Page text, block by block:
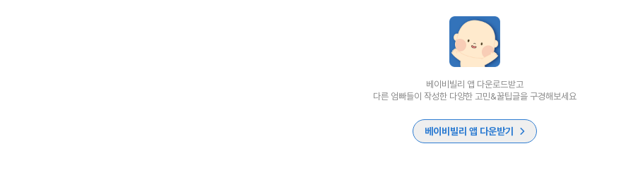
베이비빌리 앱 다운로드받고
다른 엄빠들이 작성한 다양한 고민&꿀팁글을 구경해보세요
베이비빌리 앱 다운받기